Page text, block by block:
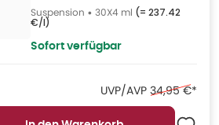
Suspension • 30X4 ml (= 237.42
€/l)
Sofort verfügbar
UVP/AVP Ehemaliger
34,95 €*